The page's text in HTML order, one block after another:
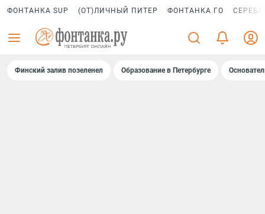
ФОНТАНКА SUP (ОТ)ЛИЧНЫЙ ПИТЕР ФОНТАНКА ГО
Финский залив позеленел Образование в Петербурге